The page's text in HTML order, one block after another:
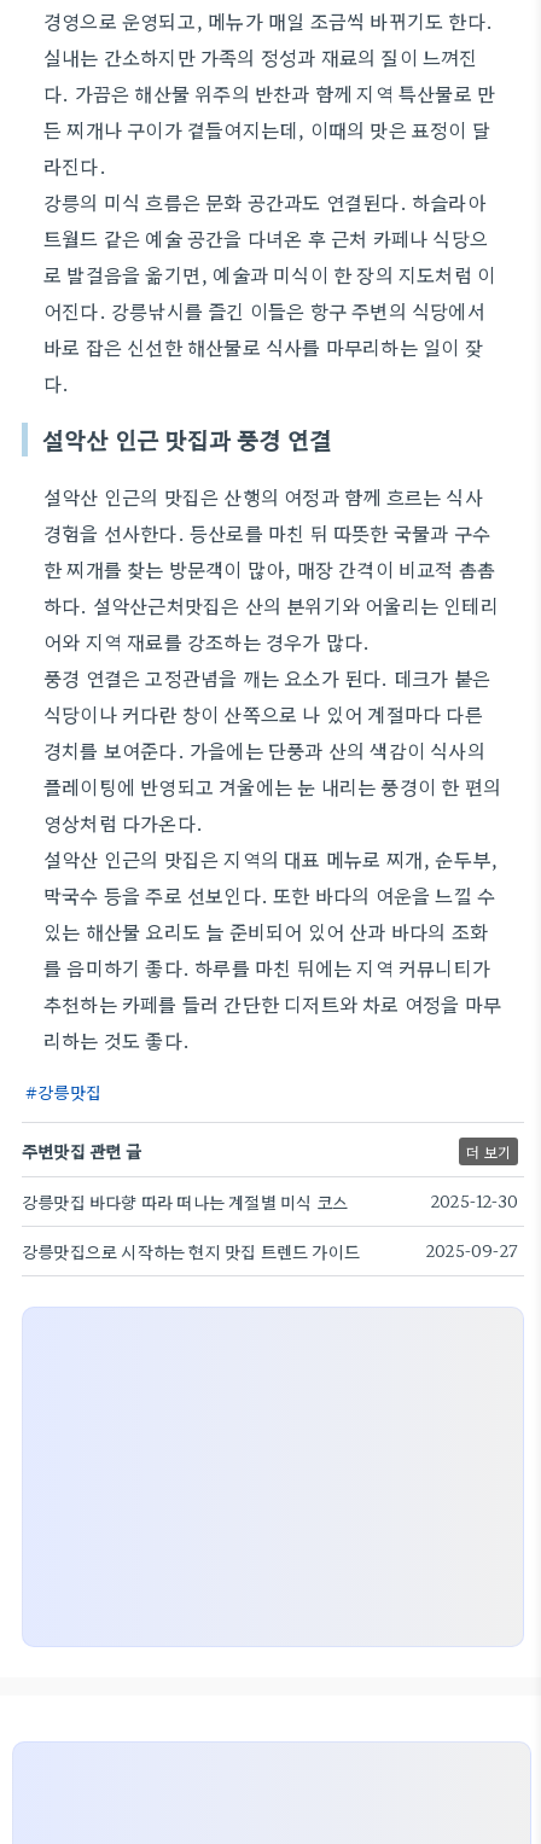
경영으로 운영되고, 메뉴가 매일 조금씩 바뀌기도 한다.
실내는 간소하지만 가족의 정성과 재료의 질이 느껴진
다. 가끔은 해산물 위주의 반찬과 함께 지역 특산물로 만
든 찌개나 구이가 곁들여지는데, 이때의 맛은 표정이 달
라진다.
강릉의 미식 흐름은 문화 공간과도 연결된다. 하슬라아
트월드 같은 예술 공간을 다녀온 후 근처 카페나 식당으
로 발걸음을 옮기면, 예술과 미식이 한 장의 지도처럼 이
어진다. 강릉낚시를 즐긴 이들은 항구 주변의 식당에서
바로 잡은 신선한 해산물로 식사를 마무리하는 일이 잦
다.
설악산 인근 맛집과 풍경 연결
설악산 인근의 맛집은 산행의 여정과 함께 흐르는 식사
경험을 선사한다. 등산로를 마친 뒤 따뜻한 국물과 구수
한 찌개를 찾는 방문객이 많아, 매장 간격이 비교적 촘촘
하다. 설악산근처맛집은 산의 분위기와 어울리는 인테리
어와 지역 재료를 강조하는 경우가 많다.
풍경 연결은 고정관념을 깨는 요소가 된다. 데크가 붙은
식당이나 커다란 창이 산쪽으로 나 있어 계절마다 다른
경치를 보여준다. 가을에는 단풍과 산의 색감이 식사의
플레이팅에 반영되고 겨울에는 눈 내리는 풍경이 한 편의
영상처럼 다가온다.
설악산 인근의 맛집은 지역의 대표 메뉴로 찌개, 순두부,
막국수 등을 주로 선보인다. 또한 바다의 여운을 느낄 수
있는 해산물 요리도 늘 준비되어 있어 산과 바다의 조화
를 음미하기 좋다. 하루를 마친 뒤에는 지역 커뮤니티가
추천하는 카페를 들러 간단한 디저트와 차로 여정을 마무
리하는 것도 좋다.
강릉맛집
주변맛집 관련 글 더 보기
강릉맛집 바다향 따라 떠나는 계절별 미식 코스 2025-12-30
강릉맛집으로 시작하는 현지 맛집 트렌드 가이드 2025-09-27